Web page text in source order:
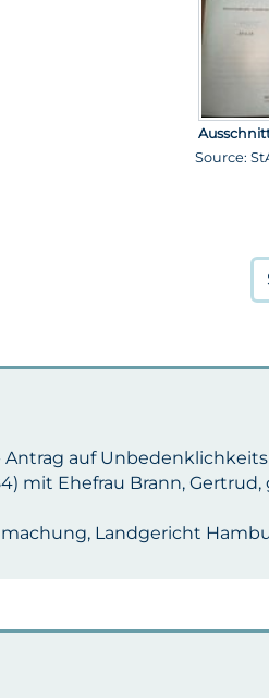
Source:
auf
mit Ehefrau Brann,
Landgericht